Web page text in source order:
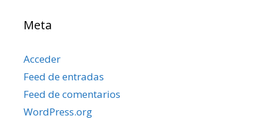
Meta
Acceder
Feed de entradas
Feed de comentarios
WordPress.org